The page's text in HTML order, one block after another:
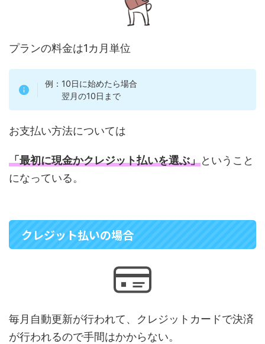
プランの料金は1カ月単位
例：10日に始めたら場合
翌月の10日まで
お支払い方法については
「最初に現金かクレジット払いを選ぶ」ということ
になっている。
クレジット払いの場合
毎月自動更新が行われて、クレジットカードで決済
が行われるので手間はかからない。